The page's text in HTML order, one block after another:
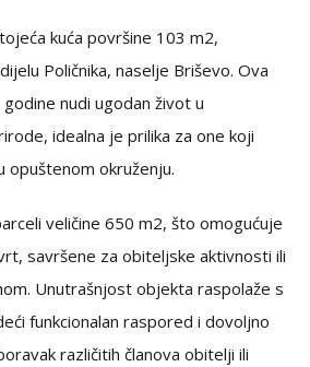
kuća površine 103 m2,
Poličnika, naselje Briševo. Ova
nudi ugodan život u
idealna je prilika za one koji
opuštenom okruženju.
veličine 650 m2, što omogućuje
savršene za obiteljske aktivnosti ili
Unutrašnjost objekta raspolaže s
funkcionalan raspored i dovoljno
različitih članova obitelji ili